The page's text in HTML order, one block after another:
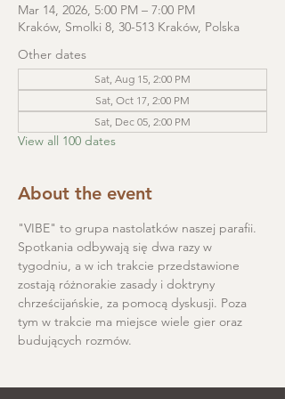
Mar 14, 2026, 5:00 PM – 7:00 PM
Kraków, Smolki 8, 30-513 Kraków, Polska
Other dates
Sat, Aug 15, 2:00 PM
Sat, Oct 17, 2:00 PM
Sat, Dec 05, 2:00 PM
View all 100 dates
About the event
"VIBE" to grupa nastolatków naszej parafii.
Spotkania odbywają się dwa razy w
tygodniu, a w ich trakcie przedstawione
zostają różnorakie zasady i doktryny
chrześcijańskie, za pomocą dyskusji. Poza
tym w trakcie ma miejsce wiele gier oraz
budujących rozmów.